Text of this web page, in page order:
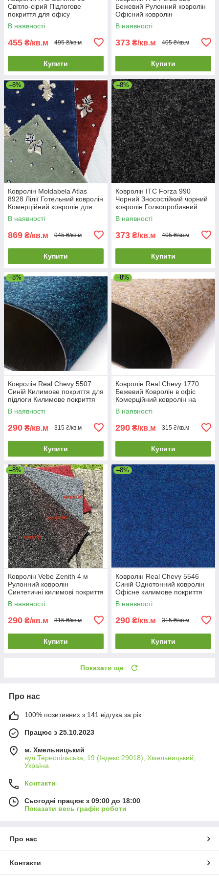
Світло-сірий Підлогове
покриття для офісу
Однотонний ковролін
В наявності
455 ₴/кв.м 495 ₴/кв.м
Купити
Бежевий Рулонний ковролін
Офісний ковролін
В наявності
373 ₴/кв.м 405 ₴/кв.м
Купити
–8%
Ковролін Moldabela Atlas
8928 Лілії Готельний ковролін
Комерційний ковролін для
ресторану
В наявності
869 ₴/кв.м 945 ₴/кв.м
Купити
–8%
Ковролін ITC Forza 990
Чорний Зносостійкий чорний
ковролін Голкопробивний
ковролін
В наявності
373 ₴/кв.м 405 ₴/кв.м
Купити
–8%
Ковролін Real Chevy 5507
Синій Килимове покриття для
підлоги Килимове покриття
для офісу
В наявності
290 ₴/кв.м 315 ₴/кв.м
Купити
–8%
Ковролін Real Chevy 1770
Бежевий Ковролін в офіс
Комерційний ковролін на
гумовій основі
В наявності
290 ₴/кв.м 315 ₴/кв.м
Купити
–8%
Ковролін Vebe Zenith 4 м
Рулонний ковролін
Синтетичні килимові покриття
В наявності
290 ₴/кв.м 315 ₴/кв.м
Купити
–8%
Ковролін Real Chevy 5546
Синій Однотонний ковролін
Офісне килимове покриття
В наявності
290 ₴/кв.м 315 ₴/кв.м
Купити
Показати ще
Про нас
100% позитивних з 141 відгука за рік
Працює з 25.10.2023
м. Хмельницький
вул.Тернопільська, 19 (Індекс 29018), Хмельницький,
Україна
Контакти
Сьогодні працює з 09:00 до 18:00
Показати весь графік роботи
Про нас
Контакти